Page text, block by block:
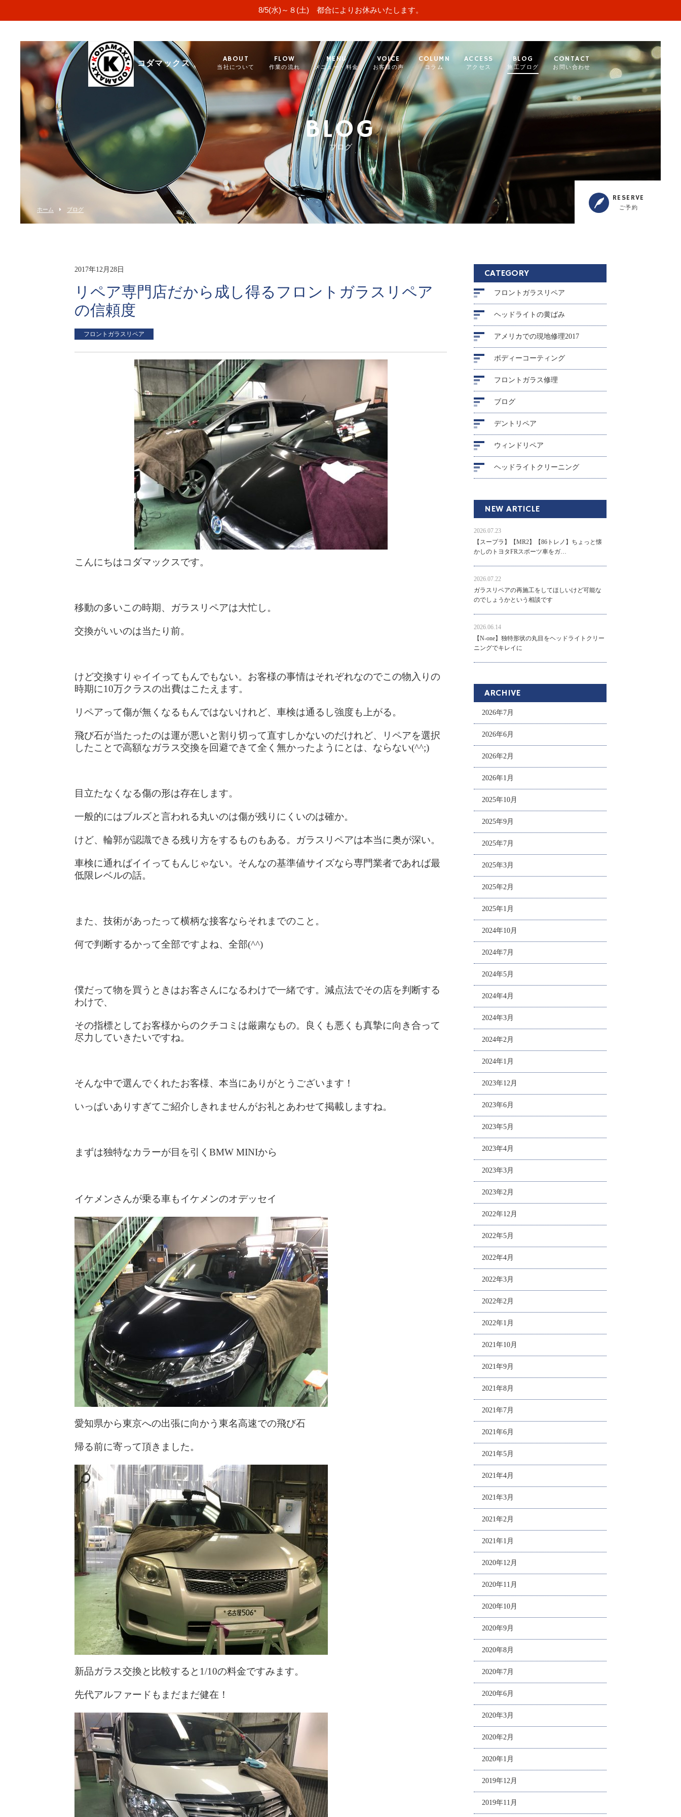
8/5(水)～８(土) 都合によりお休みいたします。
コダマックス
ABOUT
当社について
FLOW
作業の流れ
MENU
メニュー・料金
VOICE
お客様の声
COLUMN
コラム
ACCESS
アクセス
BLOG
施工ブログ
CONTACT
お問い合わせ
BLOG
ブログ
ホーム ブログ
RESERVE
ご予約
2017年12月28日
リペア専門店だから成し得るフロントガラスリペア
の信頼度
フロントガラスリペア
こんにちはコダマックスです。
移動の多いこの時期、ガラスリペアは大忙し。
交換がいいのは当たり前。
けど交換すりゃイイってもんでもない。お客様の事情はそれぞれなのでこの物入りの
時期に10万クラスの出費はこたえます。
リペアって傷が無くなるもんではないけれど、車検は通るし強度も上がる。
飛び石が当たったのは運が悪いと割り切って直すしかないのだけれど、リペアを選択
したことで高額なガラス交換を回避できて全く無かったようにとは、ならない(^^;)
目立たなくなる傷の形は存在します。
一般的にはブルズと言われる丸いのは傷が残りにくいのは確か。
けど、輪郭が認識できる残り方をするものもある。ガラスリペアは本当に奥が深い。
車検に通ればイイってもんじゃない。そんなの基準値サイズなら専門業者であれば最
低限レベルの話。
また、技術があったって横柄な接客ならそれまでのこと。
何で判断するかって全部ですよね、全部(^^)
僕だって物を買うときはお客さんになるわけで一緒です。減点法でその店を判断する
わけで、
その指標としてお客様からのクチコミは厳粛なもの。良くも悪くも真摯に向き合って
尽力していきたいですね。
そんな中で選んでくれたお客様、本当にありがとうございます！
いっぱいありすぎてご紹介しきれませんがお礼とあわせて掲載しますね。
まずは独特なカラーが目を引くBMW MINIから
イケメンさんが乗る車もイケメンのオデッセイ
愛知県から東京への出張に向かう東名高速での飛び石
帰る前に寄って頂きました。
新品ガラス交換と比較すると1/10の料金ですみます。
先代アルファードもまだまだ健在！
CATEGORY
フロントガラスリペア
ヘッドライトの黄ばみ
アメリカでの現地修理2017
ボディーコーティング
フロントガラス修理
ブログ
デントリペア
ウィンドリペア
ヘッドライトクリーニング
NEW ARTICLE
2026.07.23
【スープラ】【MR2】【86トレノ】ちょっと懐
かしのトヨタFRスポーツ車をガ…
2026.07.22
ガラスリペアの再施工をしてほしいけど可能な
のでしょうかという相談です
2026.06.14
【N-one】独特形状の丸目をヘッドライトクリー
ニングでキレイに
ARCHIVE
2026年7月
2026年6月
2026年2月
2026年1月
2025年10月
2025年9月
2025年7月
2025年3月
2025年2月
2025年1月
2024年10月
2024年7月
2024年5月
2024年4月
2024年3月
2024年2月
2024年1月
2023年12月
2023年6月
2023年5月
2023年4月
2023年3月
2023年2月
2022年12月
2022年5月
2022年4月
2022年3月
2022年2月
2022年1月
2021年10月
2021年9月
2021年8月
2021年7月
2021年6月
2021年5月
2021年4月
2021年3月
2021年2月
2021年1月
2020年12月
2020年11月
2020年10月
2020年9月
2020年8月
2020年7月
2020年6月
2020年3月
2020年2月
2020年1月
2019年12月
2019年11月